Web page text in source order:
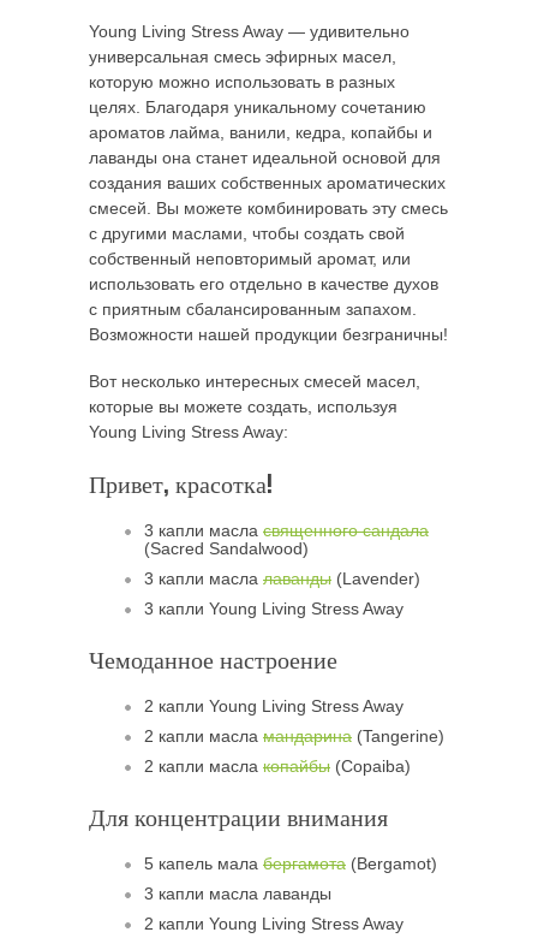
Young Living Stress Away — удивительно
универсальная смесь эфирных масел,
которую можно использовать в разных
целях. Благодаря уникальному сочетанию
ароматов лайма, ванили, кедра, копайбы и
лаванды она станет идеальной основой для
создания ваших собственных ароматических
смесей. Вы можете комбинировать эту смесь
с другими маслами, чтобы создать свой
собственный неповторимый аромат, или
использовать его отдельно в качестве духов
с приятным сбалансированным запахом.
Возможности нашей продукции безграничны!
Вот несколько интересных смесей масел,
которые вы можете создать, используя
Young Living Stress Away:
Привет, красотка!
3 капли масла священного сандала
(Sacred Sandalwood)
3 капли масла лаванды (Lavender)
3 капли Young Living Stress Away
Чемоданное настроение
2 капли Young Living Stress Away
2 капли масла мандарина (Tangerine)
2 капли масла копайбы (Copaiba)
Для концентрации внимания
5 капель мала бергамота (Bergamot)
3 капли масла лаванды
2 капли Young Living Stress Away